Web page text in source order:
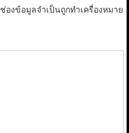
ช่องข้อมูลจำเป็นถูกทำเครื่องหมาย